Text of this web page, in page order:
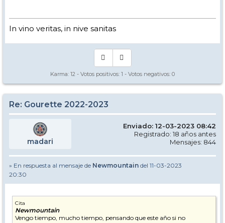
In vino veritas, in nive sanitas
Karma: 12 - Votos positivos: 1 - Votos negativos: 0
Re: Gourette 2022-2023
madari
Enviado: 12-03-2023 08:42
Registrado: 18 años antes
Mensajes: 844
» En respuesta al mensaje de Newmountain del 11-03-2023
20:30
Cita
Newmountain
Vengo tiempo, mucho tiempo, pensando que este año si no